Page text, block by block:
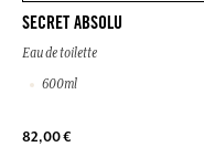
SECRET ABSOLU
Eau de toilette
600ml
82,00 €